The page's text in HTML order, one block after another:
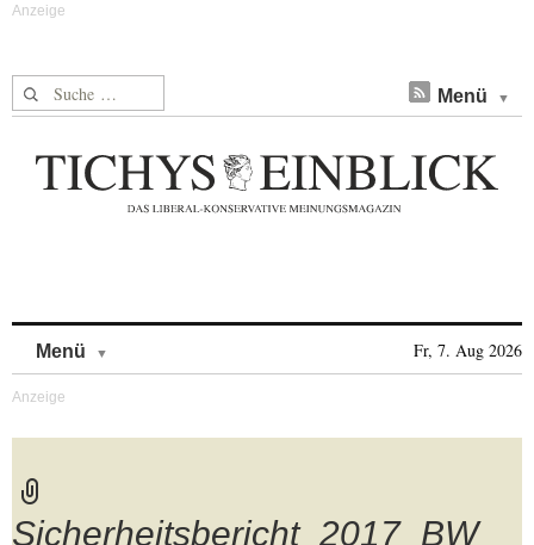
Suche nach: Menü
Menü Fr, 7. Aug 2026
Sicherheitsbericht_2017_BW